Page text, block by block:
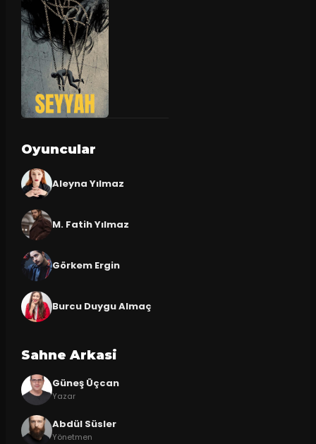
Oyuncular
Aleyna Yılmaz
M. Fatih Yılmaz
Görkem Ergin
Burcu Duygu Almaç
Sahne Arkasi
Güneş Üçcan
Yazar
Abdül Süsler
Yönetmen